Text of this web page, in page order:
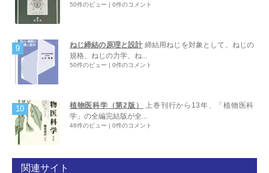
50件のビュー | 0件のコメント
ねじ締結の原理と設計 締結用ねじを対象として、ねじの
規格、ねじの力学、ね...
50件のビュー | 0件のコメント
植物医科学（第2版）
上巻刊行から13年、「植物医科
学」の全編完結版が全...
46件のビュー | 0件のコメント
関連サイト